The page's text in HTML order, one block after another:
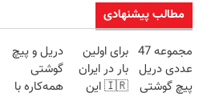
مطالب پیشنهادی
مجموعه 47
عددی دریل
پیچ گوشتی
برای اولین
بار در ایران
🇮🇷 این
دریل و پیچ
گوشتی
همه‌کاره با